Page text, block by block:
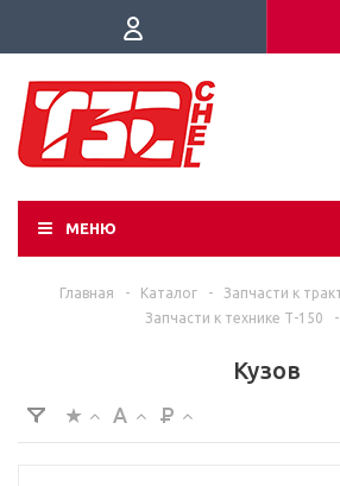
МЕНЮ
Главная - Каталог - Запчасти к
Запчасти к технике Т-150
-
Кузов